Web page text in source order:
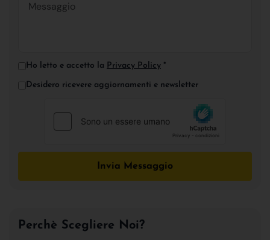
Ho letto e accetto la Privacy Policy *
Desidero ricevere aggiornamenti e newsletter
Invia Messaggio
Perchè Scegliere Noi?